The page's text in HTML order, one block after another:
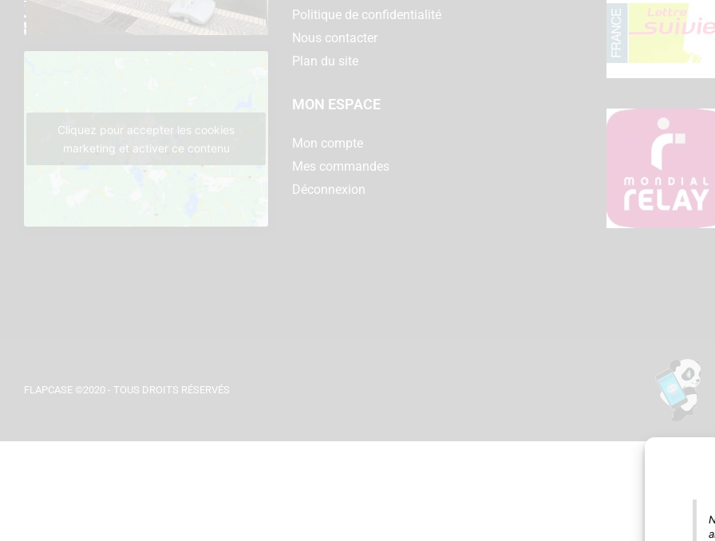
Cliquez pour accepter les cookies
marketing et activer ce contenu
Politique de confidentialité
Nous contacter
Plan du site
MON ESPACE
Mon compte
Mes commandes
Déconnexion
FLAPCASE ©2020 - TOUS DROITS RÉSERVÉS